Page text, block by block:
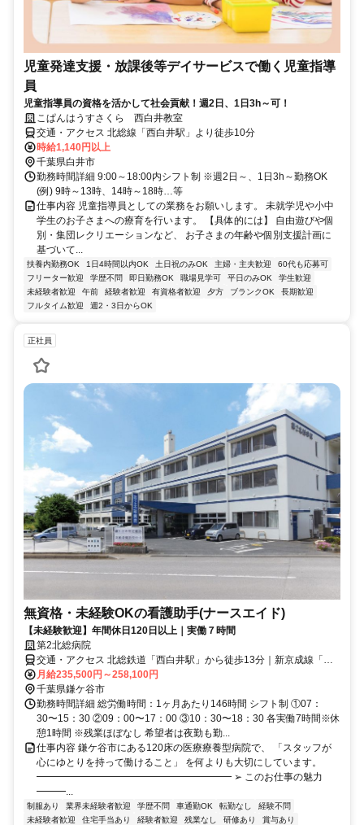
児童発達支援・放課後等デイサービスで働く児童指導
員
児童指導員の資格を活かして社会貢献！週2日、1日3h～可！
こぱんはうすさくら 西白井教室
交通・アクセス 北総線「西白井駅」より徒歩10分
時給1,140円以上
千葉県白井市
勤務時間詳細 9:00～18:00内シフト制 ※週2日～、1日3h～勤務OK
(例) 9時～13時、14時～18時…等
仕事内容 児童指導員としての業務をお願いします。 未就学児や小中
学生のお子さまへの療育を行います。 【具体的には】 自由遊びや個
別・集団レクリエーションなど、 お子さまの年齢や個別支援計画に
基づいて...
扶養内勤務OK 1日4時間以内OK 土日祝のみOK 主婦・主夫歓迎
60代も応募可
フリーター歓迎
学歴不問 即日勤務OK 職場見学可 平日のみOK
学生歓迎
未経験者歓迎
午前 経験者歓迎 有資格者歓迎 夕方 ブランクOK
長期歓迎
フルタイム歓迎
週2・3日からOK
正社員
無資格・未経験OKの看護助手(ナースエイド)
【未経験歓迎】年間休日120日以上｜実働７時間
第2北総病院
交通・アクセス 北総鉄道「西白井駅」から徒歩13分｜新京成線「鎌
ヶ谷大仏駅」からバス6分 「ひょうたん」バス停下車徒歩4分
月給235,500円～258,100円
千葉県鎌ケ谷市
勤務時間詳細 総労働時間：1ヶ月あたり146時間 シフト制 ①07：
30〜15：30 ②09：00〜17：00 ③10：30〜18：30 各実働7時間※休
憩1時間 ※残業ほぼなし 希望者は夜勤も勤...
仕事内容 鎌ケ谷市にある120床の医療療養型病院で、 「スタッフが
心にゆとりを持って働けること」 を何よりも大切にしています。
━━━━━━━━━━━━━━━━━━━━ ➢ このお仕事の魅力
━━━...
制服あり 業界未経験者歓迎 学歴不問 車通勤OK 転勤なし
経験不問
未経験者歓迎
住宅手当あり 経験者歓迎 残業なし 研修あり
賞与あり